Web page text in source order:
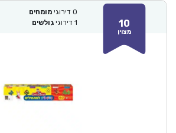
10
מצוין
0 דירוגי מומחים
1 דירוגי גולשים